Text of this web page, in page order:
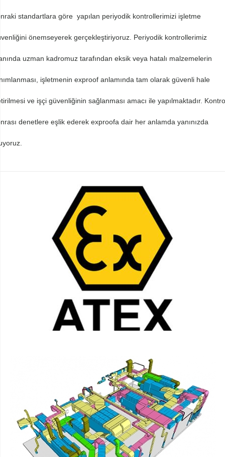
standartlara göre yapılan periyodik kontrollerimizi işletme
önemseyerek gerçekleştiriyoruz. Periyodik kontrollerimiz
uzman kadromuz tarafından eksik veya hatalı malzemelerin
işletmenin exproof anlamında tam olarak güvenli hale
ve işçi güvenliğinin sağlanması amacı ile yapılmaktadır.
denetlere eşlik ederek exproofa dair her anlamda yanınızda